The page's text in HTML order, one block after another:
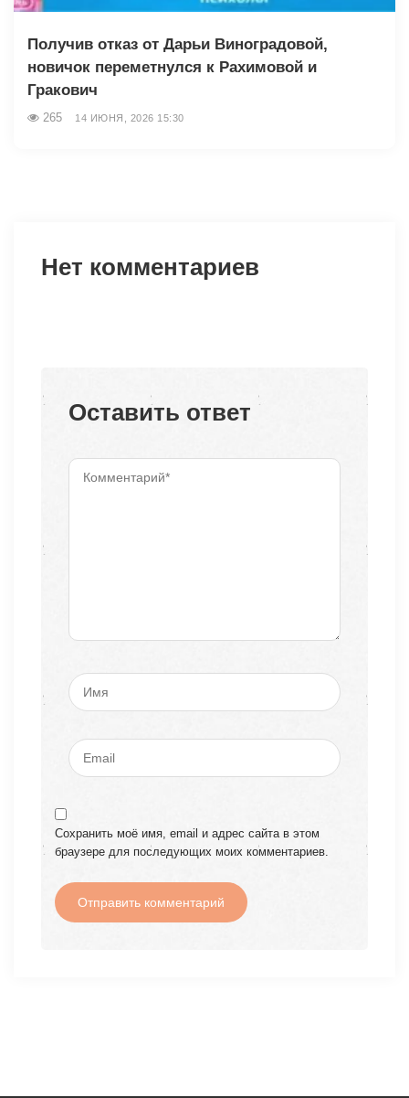
Получив отказ от Дарьи Виноградовой,
новичок переметнулся к Рахимовой и
Гракович
265 14 ИЮНЯ, 2026 15:30
Нет комментариев
Оставить ответ
Сохранить моё имя, email и адрес сайта в этом
браузере для последующих моих комментариев.